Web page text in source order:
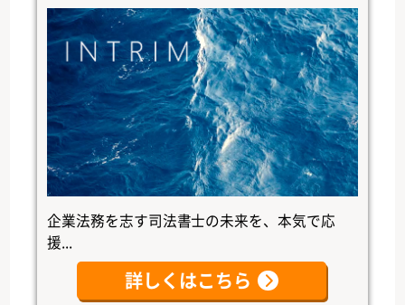
企業法務を志す司法書士の未来を、本気で応
援...
詳しくはこちら